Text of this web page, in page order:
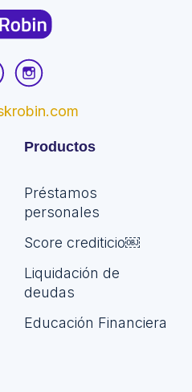
Productos
Préstamos
personales
Score crediticio￼
Liquidación de
deudas
Educación Financiera